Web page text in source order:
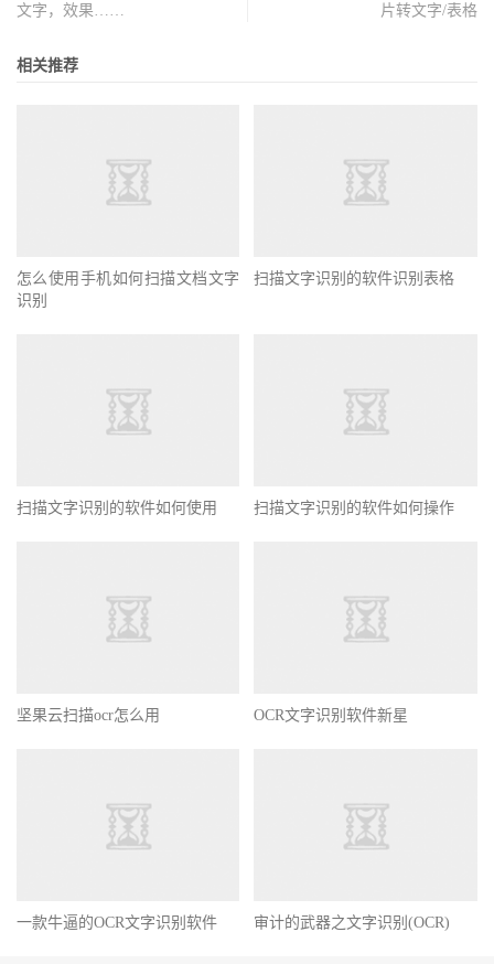
文字，效果……
片转文字/表格
相关推荐
怎么使用手机如何扫描文档文字
识别
扫描文字识别的软件识别表格
扫描文字识别的软件如何使用 扫描文字识别的软件如何操作
坚果云扫描ocr怎么用 OCR文字识别软件新星
一款牛逼的OCR文字识别软件 审计的武器之文字识别(OCR)